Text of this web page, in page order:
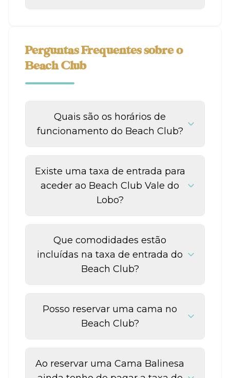
Perguntas Frequentes sobre o
Beach Club
Quais são os horários de
funcionamento do Beach Club?
Existe uma taxa de entrada para
aceder ao Beach Club Vale do
Lobo?
Que comodidades estão
incluídas na taxa de entrada do
Beach Club?
Posso reservar uma cama no
Beach Club?
Ao reservar uma Cama Balinesa